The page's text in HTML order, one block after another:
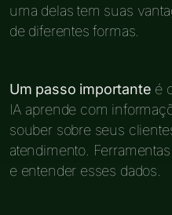
uma delas tem suas
de diferentes formas.
Um passo importante é
IA aprende com
souber sobre seus
atendimento.
e entender esses dados.